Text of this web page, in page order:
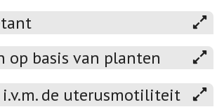
op basis van planten
de uterusmotiliteit